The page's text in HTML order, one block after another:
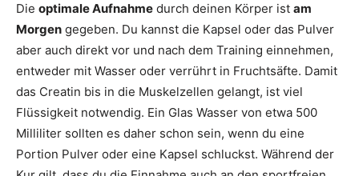
Die optimale Aufnahme durch deinen Körper ist am
Morgen gegeben. Du kannst die Kapsel oder das Pulver
aber auch direkt vor und nach dem Training einnehmen,
entweder mit Wasser oder verrührt in Fruchtsäfte. Damit
das Creatin bis in die Muskelzellen gelangt, ist viel
Flüssigkeit notwendig. Ein Glas Wasser von etwa 500
Milliliter sollten es daher schon sein, wenn du eine
Portion Pulver oder eine Kapsel schluckst. Während der